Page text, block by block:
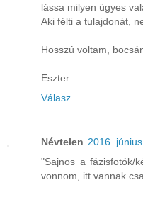
lássa milyen ügyes
Aki félti a tulajdonát,
Hosszú voltam,
Eszter
Válasz
Névtelen 2016.
"Sajnos a fázisfotók/
vonnom, itt vannak